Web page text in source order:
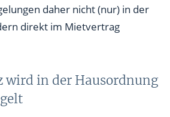
daher nicht (nur) in der
direkt im Mietvertrag
wird in der Hausordnung